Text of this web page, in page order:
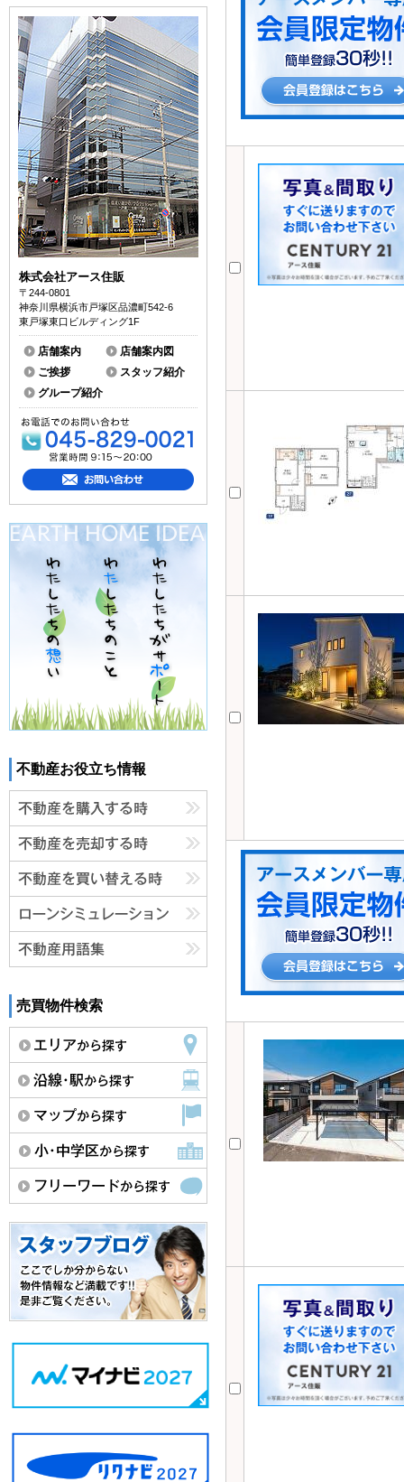
株式会社アース住販
〒244-0801
神奈川県横浜市戸塚区品濃町542-6
東戸塚東口ビルディング1F
店舗案内
店舗案内図
ご挨拶
スタッフ紹介
グループ紹介
不動産お役立ち情報
売買物件検索